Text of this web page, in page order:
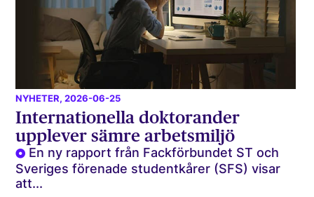
NYHETER, 2026-06-25
Internationella doktorander
upplever sämre arbetsmiljö
En ny rapport från Fackförbundet ST och
Sveriges förenade studentkårer (SFS) visar
att...